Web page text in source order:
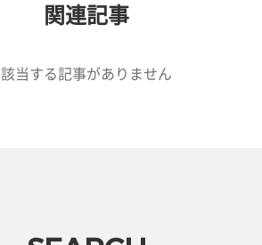
関連記事
該当する記事がありません